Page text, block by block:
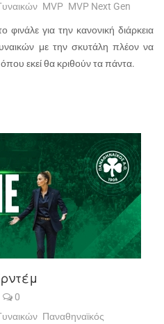
MVP MVP Next Gen
για την κανονική διάρκεια
με την σκυτάλη πλέον να
εκεί θα κριθούν τα πάντα.
0
Παναθηναϊκός